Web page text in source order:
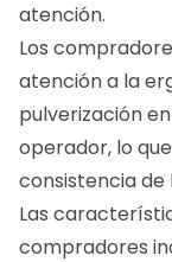
atención.
Los
atención a la
pulverización
operador, lo
consistencia de
Las
compradores